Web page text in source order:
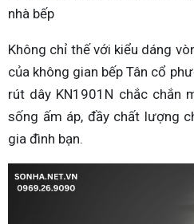
nhà bếp
Không chỉ thế với kiểu dáng
của không gian bếp Tân cổ
rút dây KN1901N chắc chắn
sống ấm áp, đầy chất lượng
gia đình bạn.